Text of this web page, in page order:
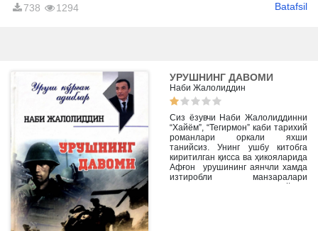
738 1294 Batafsil
УРУШНИНГ ДАВОМИ
Наби Жалолиддин
Сиз ёзувчи Наби Жалолиддинни
“Хайём”, “Тегирмон” каби тарихий
романлари оркали яхши
танийсиз. Унинг ушбу китобга
киритилган қисса ва ҳикояларида
Афғон урушининг аянчли хамда
изтиробли манзаралари